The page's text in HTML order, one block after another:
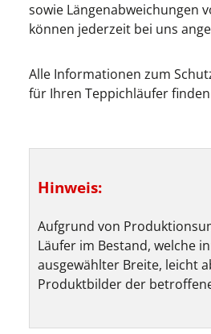
sowie Längenabweichungen
können jederzeit bei uns
Alle Informationen zum
für Ihren Teppichläufer finden
Hinweis:
Aufgrund von
Läufer im Bestand, welche
ausgewählter Breite, leicht
Produktbilder der